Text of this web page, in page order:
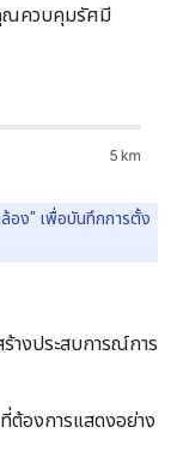
ณควบคุมรัศมี
อง" เพื่อบันทึกการตั้ง
างประสบการณ์การ
องการแสดงอย่าง